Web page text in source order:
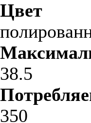
Цвет
38.5
350